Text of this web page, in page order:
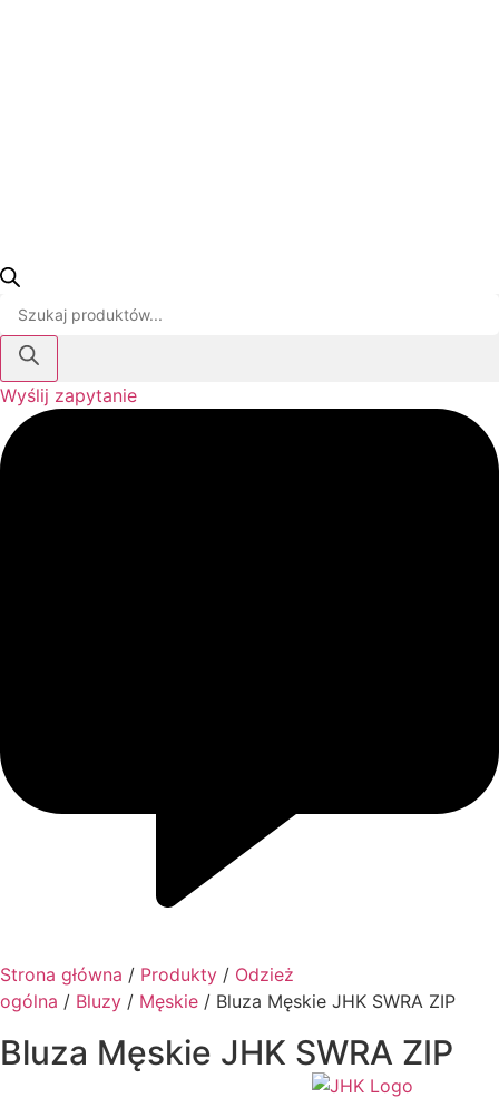
produktów
Wyślij zapytanie
Strona główna / Produkty / Odzież
ogólna / Bluzy / Męskie / Bluza Męskie JHK SWRA ZIP
Bluza Męskie JHK SWRA ZIP